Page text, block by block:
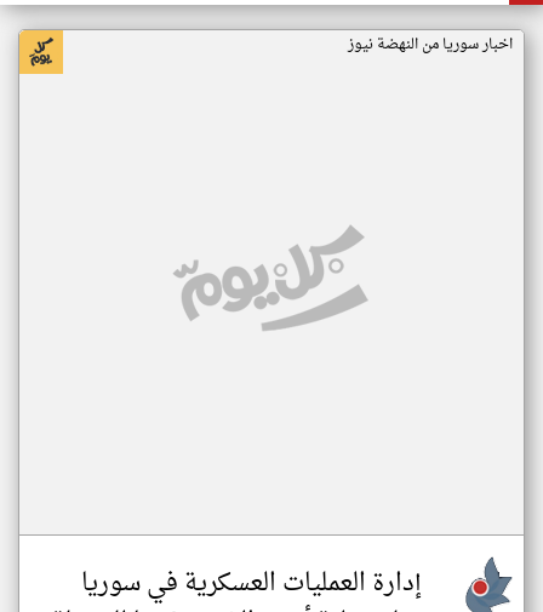
اخبار سوريا من النهضة نيوز
إدارة العمليات العسكرية في سوريا